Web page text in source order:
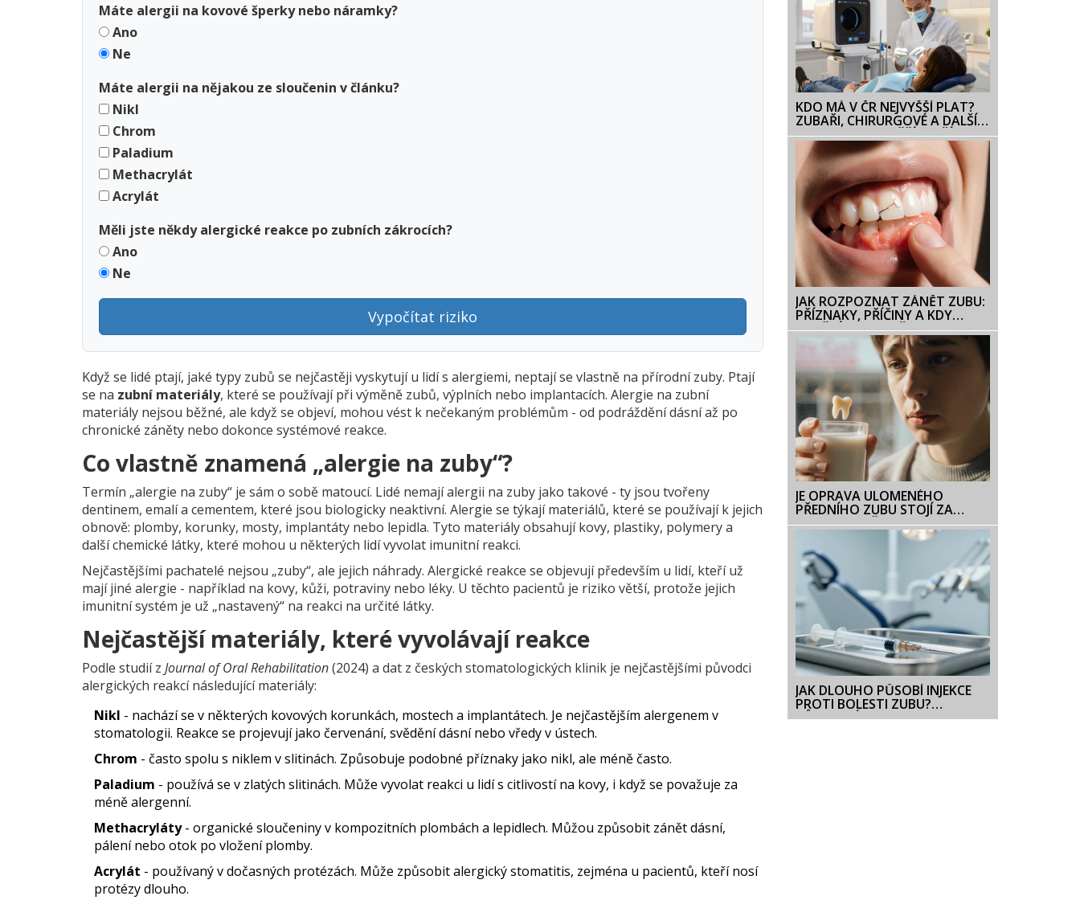
Máte alergii na kovové šperky nebo náramky?
Ano
Ne
Máte alergii na nějakou ze sloučenin v článku?
Nikl
Chrom
Paladium
Methacrylát
Acrylát
Měli jste někdy alergické reakce po zubních zákrocích?
Ano
Ne
Vypočítat riziko
Když se lidé ptají, jaké typy zubů se nejčastěji vyskytují u lidí s alergiemi, neptají se vlastně na přírodní zuby. Ptají
se na zubní materiály, které se používají při výměně zubů, výplních nebo implantacích. Alergie na zubní
materiály nejsou běžné, ale když se objeví, mohou vést k nečekaným problémům - od podráždění dásní až po
chronické záněty nebo dokonce systémové reakce.
Co vlastně znamená „alergie na zuby“?
Termín „alergie na zuby“ je sám o sobě matoucí. Lidé nemají alergii na zuby jako takové - ty jsou tvořeny
dentinem, emalí a cementem, které jsou biologicky neaktivní. Alergie se týkají materiálů, které se používají k jejich
obnově: plomby, korunky, mosty, implantáty nebo lepidla. Tyto materiály obsahují kovy, plastiky, polymery a
další chemické látky, které mohou u některých lidí vyvolat imunitní reakci.
Nejčastějšími pachatelé nejsou „zuby“, ale jejich náhrady. Alergické reakce se objevují především u lidí, kteří už
mají jiné alergie - například na kovy, kůži, potraviny nebo léky. U těchto pacientů je riziko větší, protože jejich
imunitní systém je už „nastavený“ na reakci na určité látky.
Nejčastější materiály, které vyvolávají reakce
Podle studií z Journal of Oral Rehabilitation(2024) a dat z českých stomatologických klinik je nejčastějšími původci
alergických reakcí následující materiály:
Nikl - nachází se v některých kovových korunkách, mostech a implantátech. Je nejčastějším alergenem v
stomatologii. Reakce se projevují jako červenání, svědění dásní nebo vředy v ústech.
Chrom - často spolu s niklem v slitinách. Způsobuje podobné příznaky jako nikl, ale méně často.
Paladium - používá se v zlatých slitinách. Může vyvolat reakci u lidí s citlivostí na kovy, i když se považuje za
méně alergenní.
Methacryláty- organické sloučeniny v kompozitních plombách a lepidlech. Můžou způsobit zánět dásní,
pálení nebo otok po vložení plomby.
Acrylát - používaný v dočasných protézách. Může způsobit alergický stomatitis, zejména u pacientů, kteří nosí
protézy dlouho.
KDO MÁ V ČR NEJVYŠŠÍ PLAT?
ZUBAŘI, CHIRURGOVÉ A DALŠÍ
PROFESE S NEJVYŠŠÍMI PŘÍJMY
JAK ROZPOZNAT ZÁNĚT ZUBU:
PŘÍZNAKY, PŘÍČINY A KDY
NAVŠTÍVIT ZUBAŘE
JE OPRAVA ULOMENÉHO
PŘEDNÍHO ZUBU STOJÍ ZA
INVESTICI? VŠE, CO
POTŘEBUJETE VĚDĚT O CENÁCH
A MOŽNOSTECH
JAK DLOUHO PŮSOBÍ INJEKCE
PROTI BOLESTI ZUBU?
PŮSOBENÍ, TYPY A TIPY PRO